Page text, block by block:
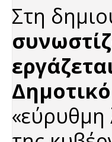
Στη
«εύρυθμη